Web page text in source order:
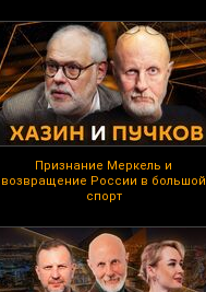
Признание Меркель и
возвращение России в большой
спорт